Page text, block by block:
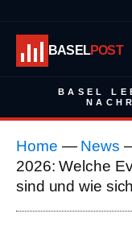
BASELPOST
BASEL
Home — News
2026: Welche
sind und wie